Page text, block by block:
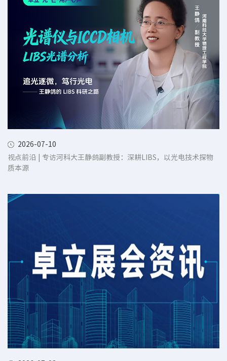
2026-07-10
视点前沿 | 专访河科大王静鸽副教授：深耕LIBS，以光电技术探物
质本源